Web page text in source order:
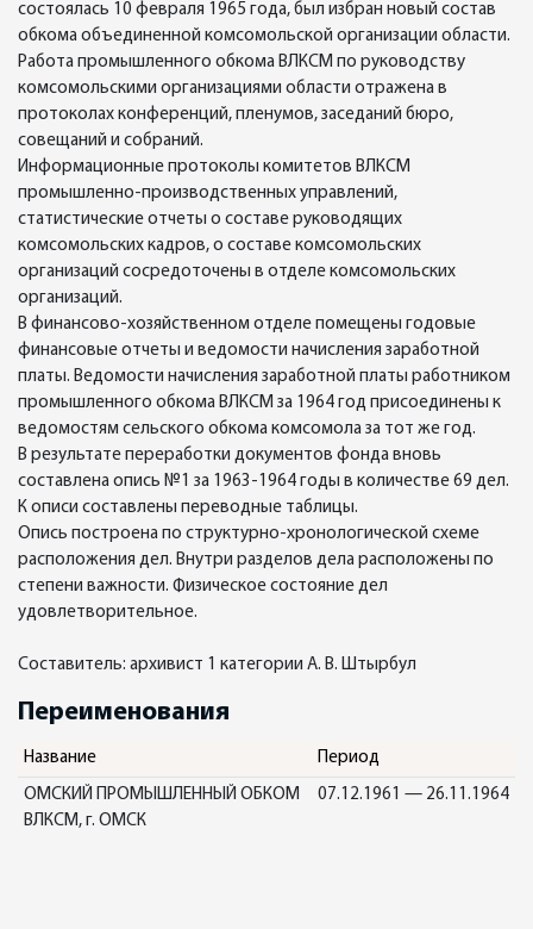
состоялась 10 февраля 1965 года, был избран новый состав
обкома объединенной комсомольской организации области.
Работа промышленного обкома ВЛКСМ по руководству
комсомольскими организациями области отражена в
протоколах конференций, пленумов, заседаний бюро,
совещаний и собраний.
Информационные протоколы комитетов ВЛКСМ
промышленно-производственных управлений,
статистические отчеты о составе руководящих
комсомольских кадров, о составе комсомольских
организаций сосредоточены в отделе комсомольских
организаций.
В финансово-хозяйственном отделе помещены годовые
финансовые отчеты и ведомости начисления заработной
платы. Ведомости начисления заработной платы работником
промышленного обкома ВЛКСМ за 1964 год присоединены к
ведомостям сельского обкома комсомола за тот же год.
В результате переработки документов фонда вновь
составлена опись №1 за 1963-1964 годы в количестве 69 дел.
К описи составлены переводные таблицы.
Опись построена по структурно-хронологической схеме
расположения дел. Внутри разделов дела расположены по
степени важности. Физическое состояние дел
удовлетворительное.
Составитель: архивист 1 категории А. В. Штырбул
Переименования
Название Период
ОМСКИЙ ПРОМЫШЛЕННЫЙ ОБКОМ
ВЛКСМ, г. ОМСК
07.12.1961 — 26.11.1964